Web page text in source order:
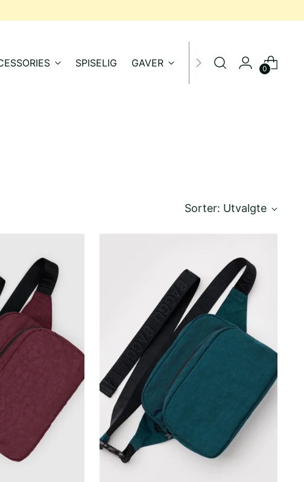
SPISELIG GAVER SALG 0
Sorter: Utvalgte